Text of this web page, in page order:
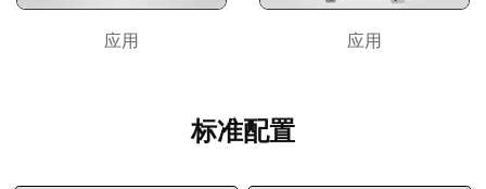
应用 应用
标准配置